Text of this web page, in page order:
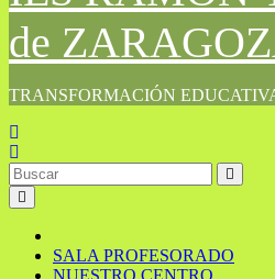
de
TRANSFORMACIÓN
SALA PROFESORADO
NUESTRO CENTRO